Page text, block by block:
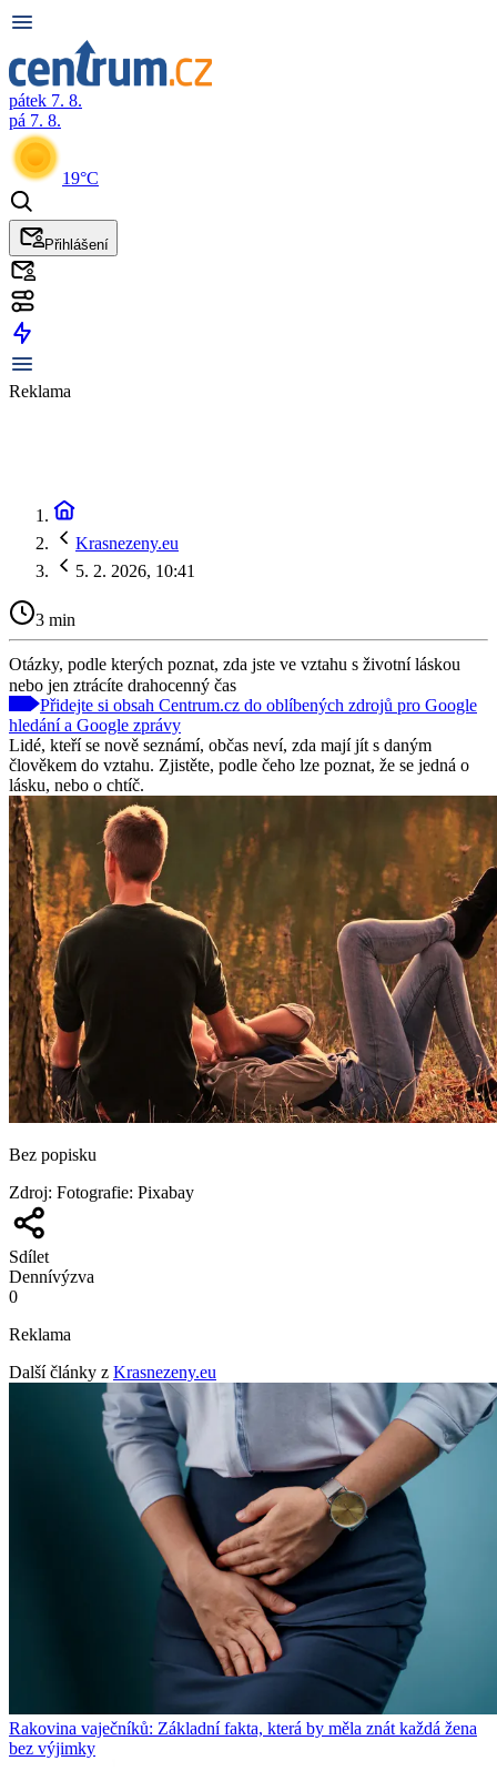
pátek 7. 8.
pá 7. 8.
19°C
Přihlášení
Reklama
Krasnezeny.eu
5. 2. 2026, 10:41
3 min
Otázky, podle kterých poznat, zda jste ve vztahu s životní láskou
nebo jen ztrácíte drahocenný čas
Přidejte si obsah Centrum.cz do oblíbených zdrojů pro Google
hledání a Google zprávy
Lidé, kteří se nově seznámí, občas neví, zda mají jít s daným
člověkem do vztahu. Zjistěte, podle čeho lze poznat, že se jedná o
lásku, nebo o chtíč.
Bez popisku
Zdroj: Fotografie: Pixabay
Sdílet
Dennívýzva
0
Reklama
Další články z Krasnezeny.eu
Rakovina vaječníků: Základní fakta, která by měla znát každá žena
bez výjimky